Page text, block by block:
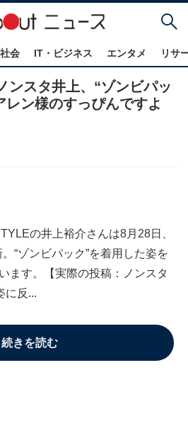
社会 IT・ビジネス エンタメ リサ
ンスタ井上、“ゾンビパッ
レン様のすっぴんですよ
の井上裕介さんは8月28日、
“ゾンビパック”を着用した姿を
ます。【実際の投稿：ノンスタ
に反...
続きを読む